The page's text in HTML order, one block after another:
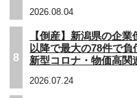
2026.08.04
8
【倒産】新潟県の企
以降で最大の78件で
新型コロナ・物価高関
2026.07.24